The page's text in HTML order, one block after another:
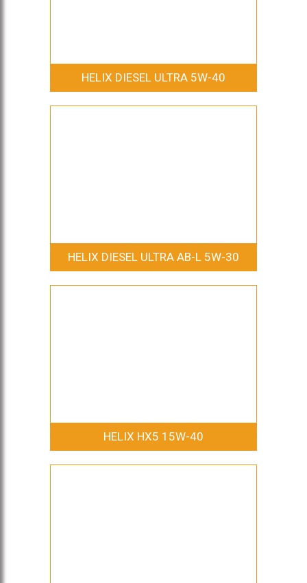
HELIX DIESEL ULTRA 5W-40
HELIX DIESEL ULTRA AB-L 5W-30
HELIX HX5 15W-40